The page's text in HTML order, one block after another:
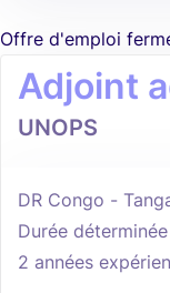
Offre d'emploi
Adjoint
UNOPS
DR Congo -
Durée déterminée
2 années